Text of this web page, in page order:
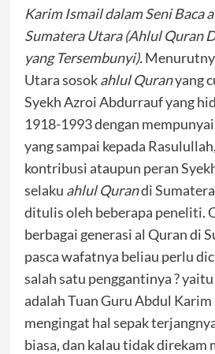
Karim Ismail dalam Seni Baca
Sumatera Utara (Ahlul Quran
yang Tersembunyi).
Utara sosokahlul Quranyang
Syekh Azroi Abdurrauf yang
1918-1993 dengan mempunyai
yang sampai kepada
kontribusi ataupun peran
selaku ahlul Qurandi
ditulis oleh beberapa peneliti.
berbagai generasi al Quran di
pasca wafatnya beliau perlu
salah satu penggantinya ?
adalah Tuan Guru Abdul Karim
mengingat hal sepak
biasa, dan kalau tidak direkam